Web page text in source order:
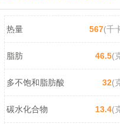
热量 567(千
脂肪 46.5(
多不饱和脂肪酸 32(
碳水化合物 13.4(